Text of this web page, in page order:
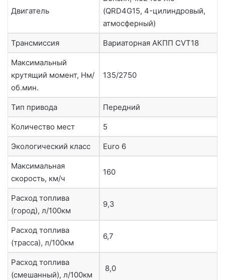
Двигатель
(QRD4G15, 4-цилиндровый,
атмосферный)
Трансмиссия Вариаторная АКПП СVT18
Максимальный
крутящий момент, Нм/
об.мин.
135/2750
Тип привода Передний
Количество мест 5
Экологический класс Euro 6
Максимальная
скорость, км/ч
160
Расход топлива
(город), л/100км
9,3
Расход топлива
(трасса), л/100км
6,7
Расход топлива
(смешанный), л/100км
8,0